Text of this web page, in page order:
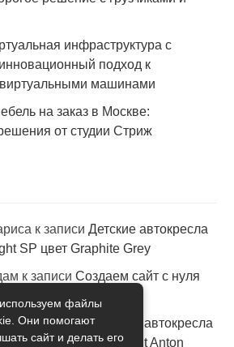
инфраструктура с
подход к
машинами
на заказ в Москве:
от студии Стриж
к записиДетские автокресла
SP цвет Graphite Grey
к записиСоздаем сайт с нуля
к записиДетские автокресла
1-2-3 (1-2-3) цвет St Anton
файлы
Они помогают
сайт и делать его